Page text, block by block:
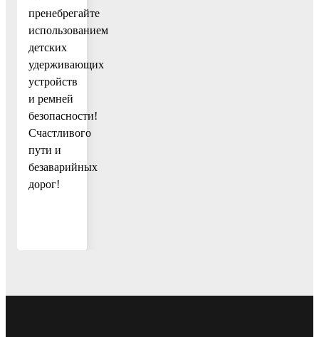
пренебрегайте
использованием
детских
удерживающих
устройств
и ремней
безопасности!
Счастливого
пути и
безаварийных
дорог!